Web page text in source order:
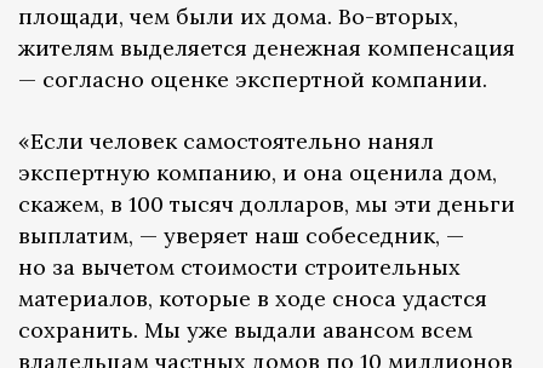
площади, чем были их дома. Во-вторых,
жителям выделяется денежная компенсация
— согласно оценке экспертной компании.
«Если человек самостоятельно нанял
экспертную компанию, и она оценила дом,
скажем, в 100 тысяч долларов, мы эти деньги
выплатим, — уверяет наш собеседник, —
но за вычетом стоимости строительных
материалов, которые в ходе сноса удастся
сохранить. Мы уже выдали авансом всем
владельцам частных домов по 10 миллионов